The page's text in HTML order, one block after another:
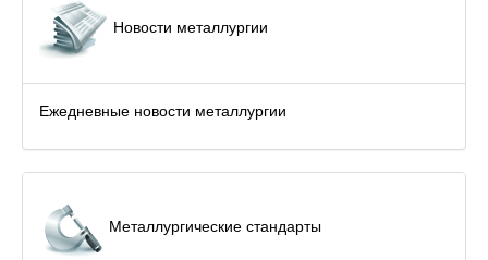
Новости металлургии
Ежедневные новости металлургии
Металлургические стандарты